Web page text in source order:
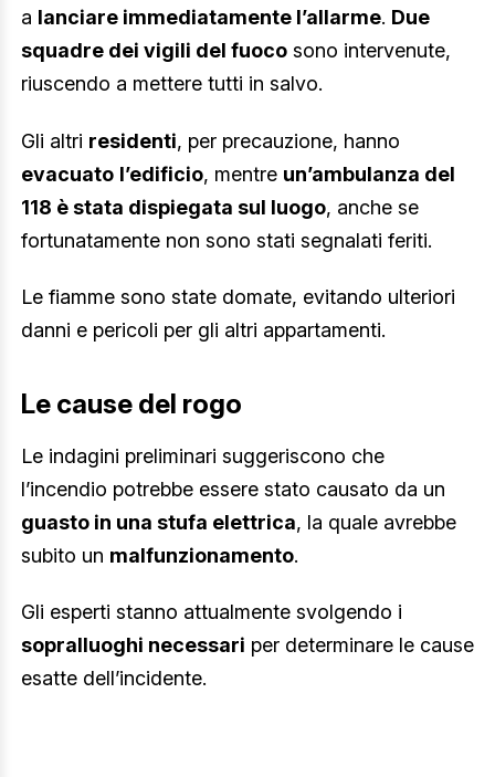
a lanciare immediatamente l’allarme. Due
squadre dei vigili del fuoco sono intervenute,
riuscendo a mettere tutti in salvo.
Gli altri residenti, per precauzione, hanno
evacuato l’edificio, mentre un’ambulanza del
118 è stata dispiegata sul luogo, anche se
fortunatamente non sono stati segnalati feriti.
Le fiamme sono state domate, evitando ulteriori
danni e pericoli per gli altri appartamenti.
Le cause del rogo
Le indagini preliminari suggeriscono che
l’incendio potrebbe essere stato causato da un
guasto in una stufa elettrica, la quale avrebbe
subito un malfunzionamento.
Gli esperti stanno attualmente svolgendo i
sopralluoghi necessari per determinare le cause
esatte dell’incidente.